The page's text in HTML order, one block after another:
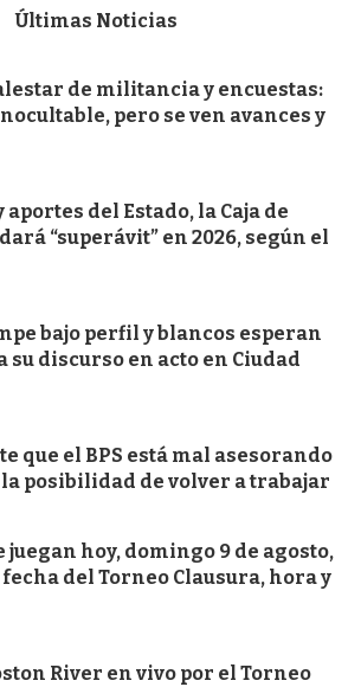
Últimas Noticias
de militancia y encuestas:
pero se ven avances y
del Estado, la Caja de
“superávit” en 2026, según el
bajo perfil y blancos esperan
su discurso en acto en Ciudad
que el BPS está mal asesorando
posibilidad de volver a trabajar
juegan hoy, domingo 9 de agosto,
del Torneo Clausura, hora y
River en vivo por el Torneo